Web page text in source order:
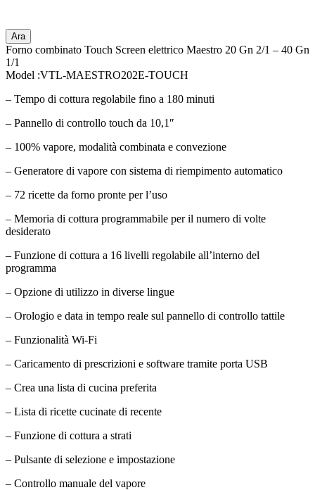
Ara
Forno combinato Touch Screen elettrico Maestro 20 Gn 2/1 – 40 Gn
1/1
Model :VTL-MAESTRO202E-TOUCH
– Tempo di cottura regolabile fino a 180 minuti
– Pannello di controllo touch da 10,1″
– 100% vapore, modalità combinata e convezione
– Generatore di vapore con sistema di riempimento automatico
– 72 ricette da forno pronte per l’uso
– Memoria di cottura programmabile per il numero di volte
desiderato
– Funzione di cottura a 16 livelli regolabile all’interno del
programma
– Opzione di utilizzo in diverse lingue
– Orologio e data in tempo reale sul pannello di controllo tattile
– Funzionalità Wi-Fi
– Caricamento di prescrizioni e software tramite porta USB
– Crea una lista di cucina preferita
– Lista di ricette cucinate di recente
– Funzione di cottura a strati
– Pulsante di selezione e impostazione
– Controllo manuale del vapore